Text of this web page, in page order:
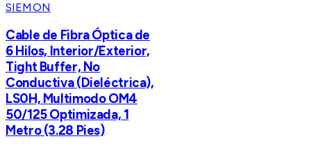
SIEMON
Cable de Fibra Óptica de
6 Hilos, Interior/Exterior,
Tight Buffer, No
Conductiva (Dieléctrica),
LS0H, Multimodo OM4
50/125 Optimizada, 1
Metro (3.28 Pies)